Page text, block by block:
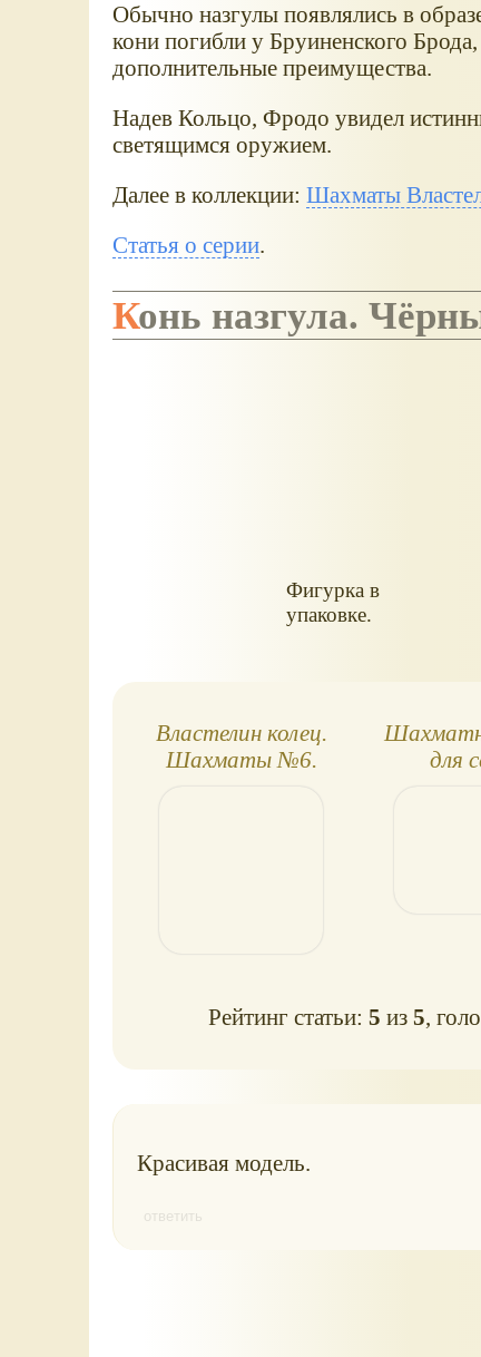
Обычно назгулы появлялись в
кони погибли у Бруиненского
дополнительные преимущества.
Надев Кольцо, Фродо увидел
светящимся оружием.
Далее в коллекции: Шахматы
Статья о серии.
Конь назгула.
Фигурка в
упаковке.
Властелин колец.
Шахматы №6.
для
Рейтинг статьи:5 из5,
Красивая модель.
ответить